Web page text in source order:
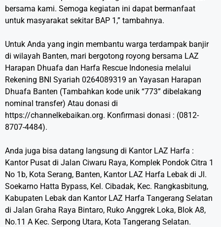
bersama kami. Semoga kegiatan ini dapat bermanfaat
untuk masyarakat sekitar BAP 1,” tambahnya.
Untuk Anda yang ingin membantu warga terdampak banjir
di wilayah Banten, mari bergotong royong bersama LAZ
Harapan Dhuafa dan Harfa Rescue Indonesia melalui
Rekening BNI Syariah 0264089319 an Yayasan Harapan
Dhuafa Banten (Tambahkan kode unik “773” dibelakang
nominal transfer) Atau donasi di
https://channelkebaikan.org. Konfirmasi donasi : (0812-
8707-4484).
Anda juga bisa datang langsung di Kantor LAZ Harfa :
Kantor Pusat di Jalan Ciwaru Raya, Komplek Pondok Citra 1
No 1b, Kota Serang, Banten, Kantor LAZ Harfa Lebak di Jl.
Soekarno Hatta Bypass, Kel. Cibadak, Kec. Rangkasbitung,
Kabupaten Lebak dan Kantor LAZ Harfa Tangerang Selatan
di Jalan Graha Raya Bintaro, Ruko Anggrek Loka, Blok A8,
No.11 A Kec. Serpong Utara, Kota Tangerang Selatan.